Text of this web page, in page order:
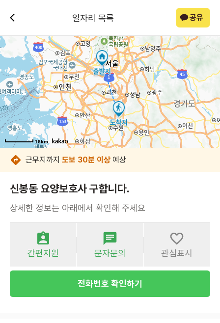
일자리 목록 공유
16km
16km
16km
16km
16km
16km
16km
16km
근무지까지 도보 30분 이상 예상
신봉동 요양보호사 구합니다.
상세한 정보는 아래에서 확인해 주세요
간편지원 문자문의 관심표시
전화번호 확인하기